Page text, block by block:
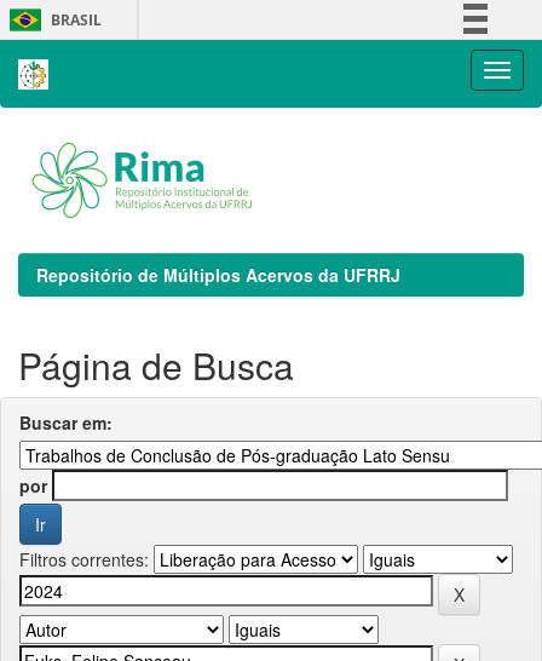
Skip
navigation
BRASIL
Repositório de Múltiplos Acervos da UFRRJ
Página de Busca
Buscar em:
por
Filtros correntes: